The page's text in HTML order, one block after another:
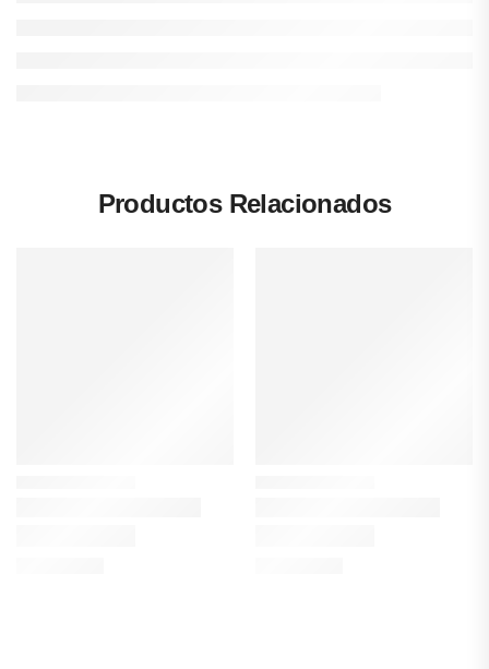
Productos Relacionados